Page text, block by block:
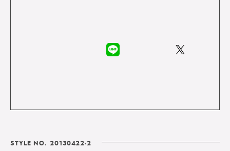
STYLE NO. 20130422-2